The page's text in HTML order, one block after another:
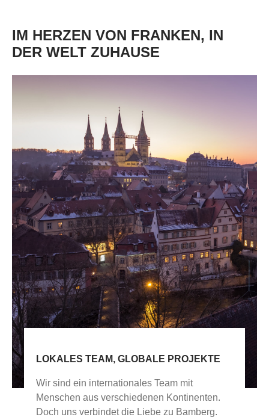
IM HERZEN VON FRANKEN, IN
DER WELT ZUHAUSE
LOKALES TEAM, GLOBALE PROJEKTE
Wir sind ein internationales Team mit
Menschen aus verschiedenen Kontinenten.
Doch uns verbindet die Liebe zu Bamberg.